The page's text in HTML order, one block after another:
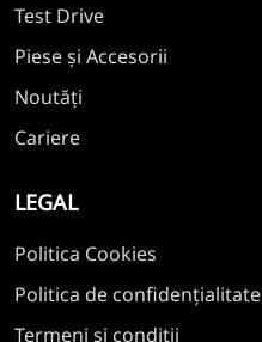
Test Drive
Piese și Accesorii
Noutăți
Cariere
LEGAL
Politica Cookies
Politica de confidențialitate
Termeni și condiții